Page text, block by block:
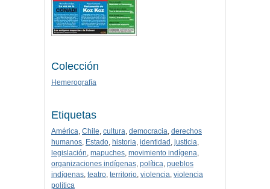
Colección
Hemerografía
Etiquetas
América, Chile, cultura, democracia, derechos
humanos, Estado, historia, identidad , justicia,
legislación, mapuches, movimiento indígena,
organizaciones indígenas, política, pueblos
indígenas, teatro, territorio, violencia, violencia
política